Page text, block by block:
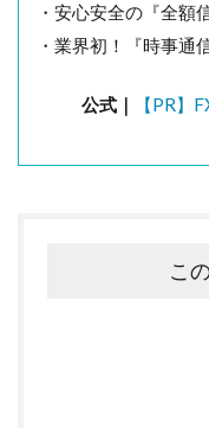
・安心安全の『全額
・業界初！『時事通
公式｜ 【PR】
こ